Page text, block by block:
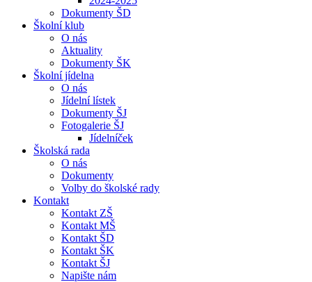
Dokumenty ŠD
Školní klub
O nás
Aktuality
Dokumenty ŠK
Školní jídelna
O nás
Jídelní lístek
Dokumenty ŠJ
Fotogalerie ŠJ
Jídelníček
Školská rada
O nás
Dokumenty
Volby do školské rady
Kontakt
Kontakt ZŠ
Kontakt MŠ
Kontakt ŠD
Kontakt ŠK
Kontakt ŠJ
Napište nám